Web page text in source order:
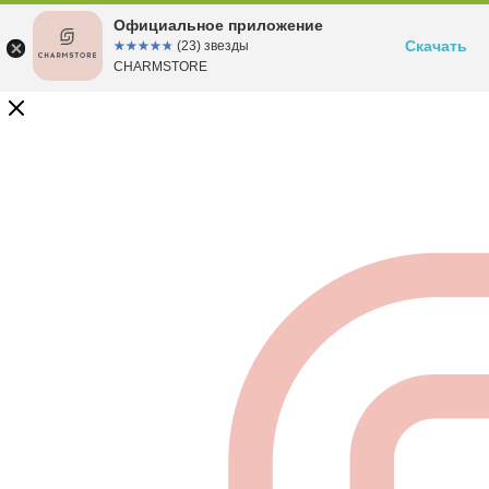
Официальное приложение
☆☆☆☆☆
★★★★★ (23) звезды
CHARMSTORE
Скачать